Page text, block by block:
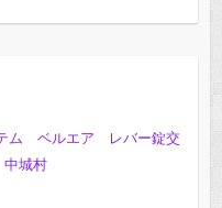
ム ベルエア レバー錠交
城村